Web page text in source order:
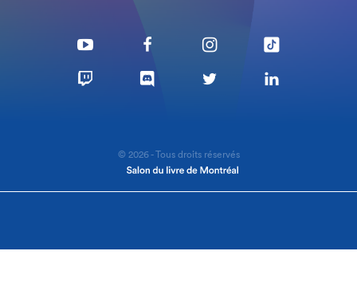
© 2026 - Tous droits réservés